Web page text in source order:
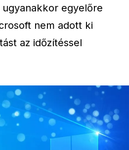
egyelőre
nem adott ki
az időzítéssel